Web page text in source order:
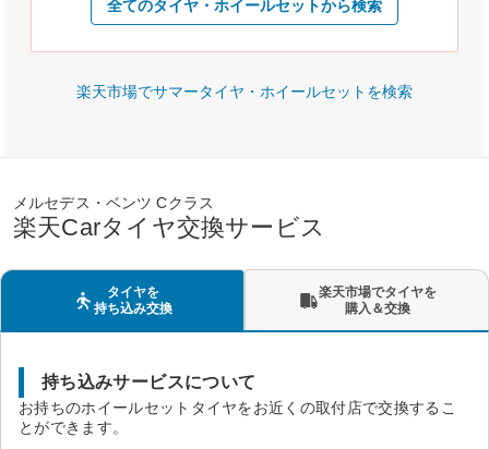
全てのタイヤ・ホイールセットから検索
楽天市場でサマータイヤ・ホイールセットを検索
メルセデス・ベンツ Cクラス
楽天Carタイヤ交換サービス
タイヤを
持ち込み交換
楽天市場でタイヤを
購入＆交換
持ち込みサービスについて
お持ちのホイールセットタイヤをお近くの取付店で交換するこ
とができます。